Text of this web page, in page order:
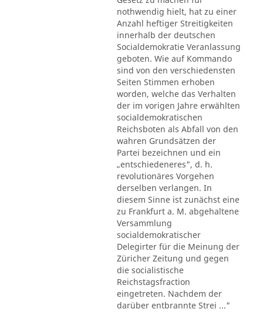
nothwendig hielt, hat zu einer
Anzahl heftiger Streitigkeiten
innerhalb der deutschen
Socialdemokratie Veranlassung
geboten. Wie auf Kommando
sind von den verschiedensten
Seiten Stimmen erhoben
worden, welche das Verhalten
der im vorigen Jahre erwählten
socialdemokratischen
Reichsboten als Abfall von den
wahren Grundsätzen der
Partei bezeichnen und ein
„entschiedeneres", d. h.
revolutionäres Vorgehen
derselben verlangen. In
diesem Sinne ist zunächst eine
zu Frankfurt a. M. abgehaltene
Versammlung
socialdemokratischer
Delegirter für die Meinung der
Züricher Zeitung und gegen
die socialistische
Reichstagsfraction
eingetreten. Nachdem der
darüber entbrannte Strei ..."